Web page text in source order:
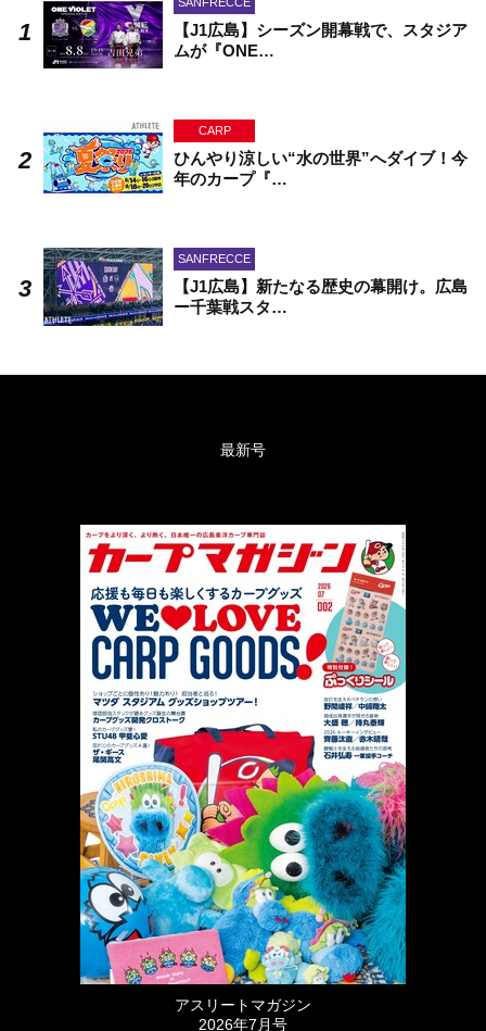
【J1広島】シーズン開幕戦で、スタジア
ムが『ONE…
CARP
ひんやり涼しい“水の世界”へダイブ！今
年のカープ『…
SANFRECCE
【J1広島】新たなる歴史の幕開け。広島
ー千葉戦スタ…
最新号
アスリートマガジン
2026年7月号